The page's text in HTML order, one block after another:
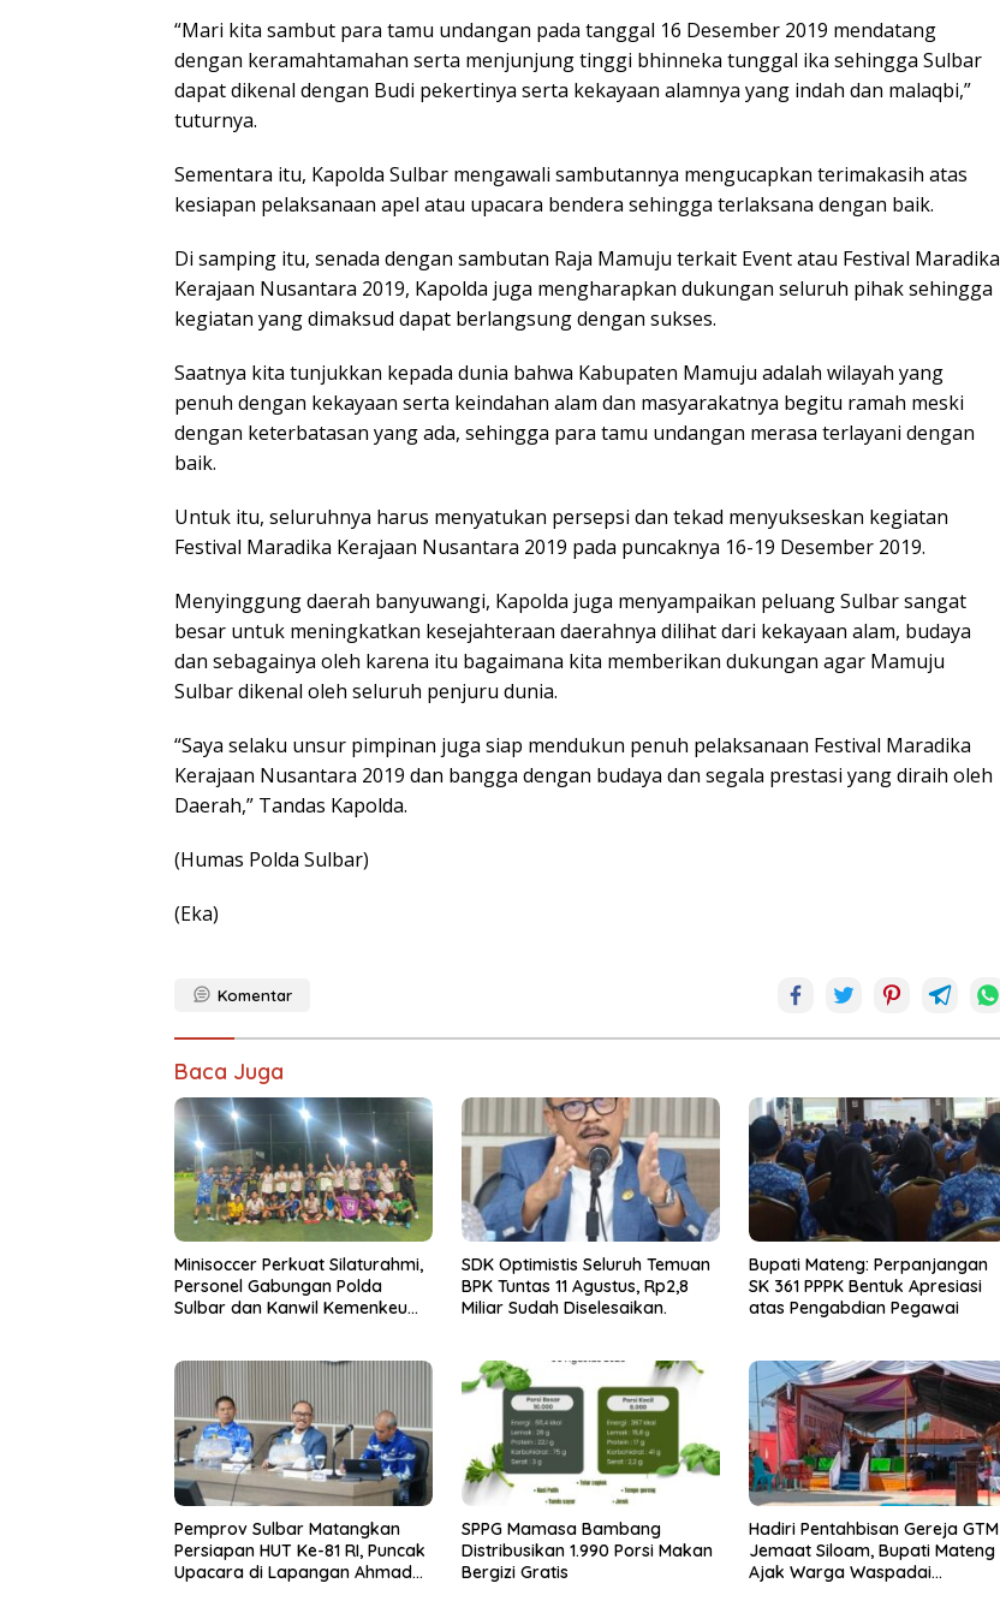
“Mari kita sambut para tamu undangan pada tanggal 16 Desember 2019 mendatang
dengan keramahtamahan serta menjunjung tinggi bhinneka tunggal ika sehingga Sulbar
dapat dikenal dengan Budi pekertinya serta kekayaan alamnya yang indah dan malaqbi,”
tuturnya.
Sementara itu, Kapolda Sulbar mengawali sambutannya mengucapkan terimakasih atas
kesiapan pelaksanaan apel atau upacara bendera sehingga terlaksana dengan baik.
Di samping itu, senada dengan sambutan Raja Mamuju terkait Event atau Festival Maradika
Kerajaan Nusantara 2019, Kapolda juga mengharapkan dukungan seluruh pihak sehingga
kegiatan yang dimaksud dapat berlangsung dengan sukses.
Saatnya kita tunjukkan kepada dunia bahwa Kabupaten Mamuju adalah wilayah yang
penuh dengan kekayaan serta keindahan alam dan masyarakatnya begitu ramah meski
dengan keterbatasan yang ada, sehingga para tamu undangan merasa terlayani dengan
baik.
Untuk itu, seluruhnya harus menyatukan persepsi dan tekad menyukseskan kegiatan
Festival Maradika Kerajaan Nusantara 2019 pada puncaknya 16-19 Desember 2019.
Menyinggung daerah banyuwangi, Kapolda juga menyampaikan peluang Sulbar sangat
besar untuk meningkatkan kesejahteraan daerahnya dilihat dari kekayaan alam, budaya
dan sebagainya oleh karena itu bagaimana kita memberikan dukungan agar Mamuju
Sulbar dikenal oleh seluruh penjuru dunia.
“Saya selaku unsur pimpinan juga siap mendukun penuh pelaksanaan Festival Maradika
Kerajaan Nusantara 2019 dan bangga dengan budaya dan segala prestasi yang diraih oleh
Daerah,” Tandas Kapolda.
(Humas Polda Sulbar)
(Eka)
Komentar
Baca Juga
Minisoccer Perkuat Silaturahmi,
Personel Gabungan Polda
Sulbar dan Kanwil Kemenkeu
SDK Optimistis Seluruh Temuan
BPK Tuntas 11 Agustus, Rp2,8
Miliar Sudah Diselesaikan.
Bupati Mateng: Perpanjangan
SK 361 PPPK Bentuk Apresiasi
atas Pengabdian Pegawai
Pemprov Sulbar Matangkan
Persiapan HUT Ke-81 RI, Puncak
Upacara di Lapangan Ahmad
SPPG Mamasa Bambang
Distribusikan 1.990 Porsi Makan
Bergizi Gratis
Hadiri Pentahbisan Gereja GTM
Jemaat Siloam, Bupati Mateng
Ajak Warga Waspadai